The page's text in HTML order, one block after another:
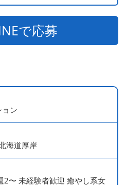
で応募
ン
海道厚岸
2〜 未経験者歓迎 癒やし系女